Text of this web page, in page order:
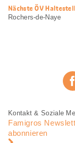
Nächste ÖV
Rochers-de-Naye
Fusszeile
Fusszeile
Navigation
Kontakt & Soziale
Famigros
abonnieren